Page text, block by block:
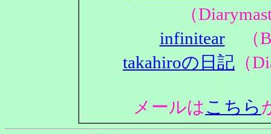
（
infinitear（
takahiroの日記 （
メールはこちら